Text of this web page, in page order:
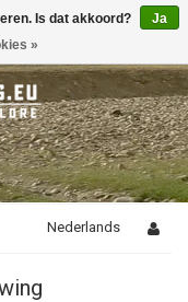
Nederlands
Is dat akkoord?
Ja
»